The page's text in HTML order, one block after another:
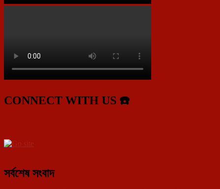
CONNECT WITH US ☎️
সর্বশেষ সংবাদ